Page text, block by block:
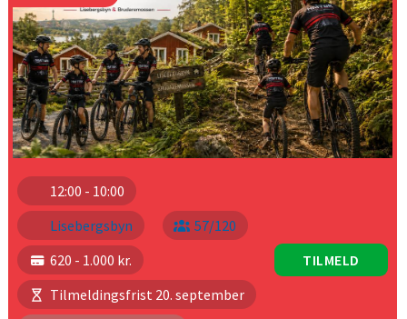
12:00 - 10:00
Lisebergsbyn
57/120
620 - 1.000 kr.
Tilmeldingsfrist 20. september
TILMELD